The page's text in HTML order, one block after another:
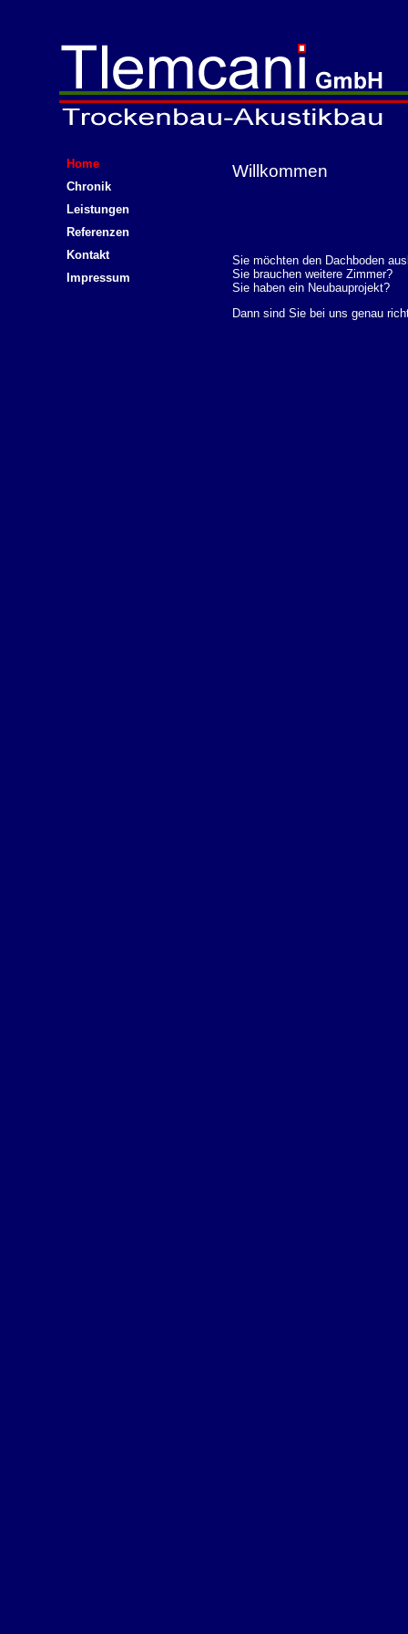
Home
Chronik
Leistungen
Referenzen
Kontakt
Impressum
Willkommen
Sie möchten den Dachboden
Sie brauchen weitere Zimmer?
Sie haben ein Neubauprojekt?
Dann sind Sie bei uns genau